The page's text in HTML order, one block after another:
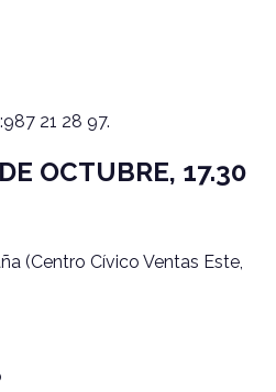
21 28 97.
OCTUBRE, 17.30
(Centro Cívico Ventas Este,